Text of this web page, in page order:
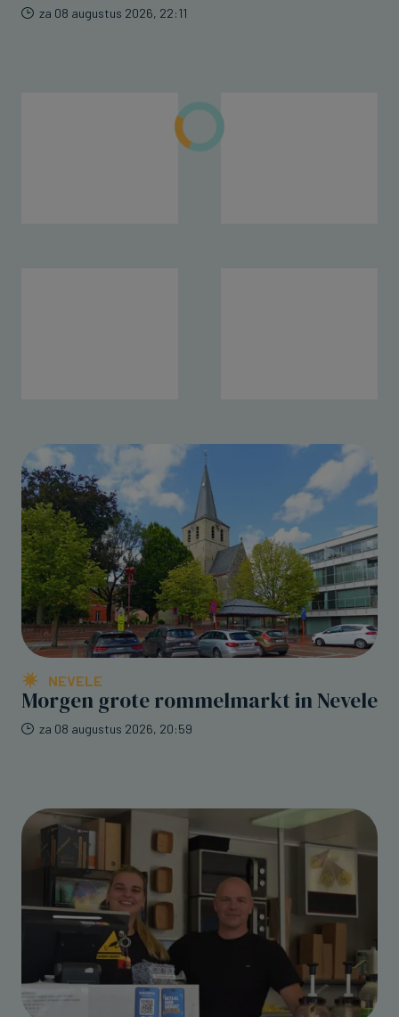
za 08 augustus 2026, 22:11
NEVELE
Morgen grote rommelmarkt in Nevele
za 08 augustus 2026, 20:59